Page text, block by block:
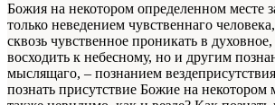
Божия на некотором определенном месте
только неведением чувственнаго
сквозь чувственное проникать в
восходить к небесному, но и другим
мыслящаго, – познанием
познать присутствие Божие на некотором